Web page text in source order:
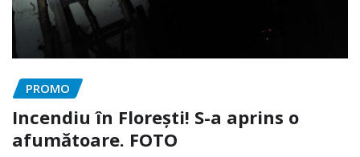
PROMO
Incendiu în Florești! S-a aprins o
afumătoare. FOTO